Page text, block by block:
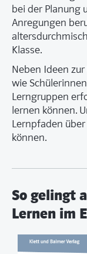
bei der Planung
Anregungen
Klasse.
Neben Ideen
wie
Lerngruppen
lernen können.
Lernpfaden
können.
So gelingt
Lernen im